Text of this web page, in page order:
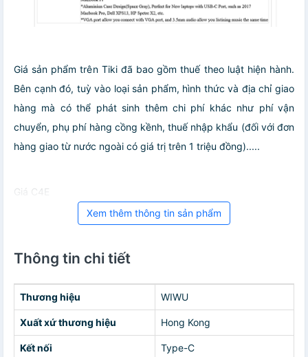
Giá sản phẩm trên Tiki đã bao gồm thuế theo luật hiện hành.
Bên cạnh đó, tuỳ vào loại sản phẩm, hình thức và địa chỉ giao
hàng mà có thể phát sinh thêm chi phí khác như phí vận
chuyển, phụ phí hàng cồng kềnh, thuế nhập khẩu (đối với đơn
hàng giao từ nước ngoài có giá trị trên 1 triệu đồng).....
Giá C4E
Xem thêm thông tin sản phẩm
Thông tin chi tiết
Thương hiệu WIWU
Xuất xứ thương hiệu Hong Kong
Kết nối Type-C